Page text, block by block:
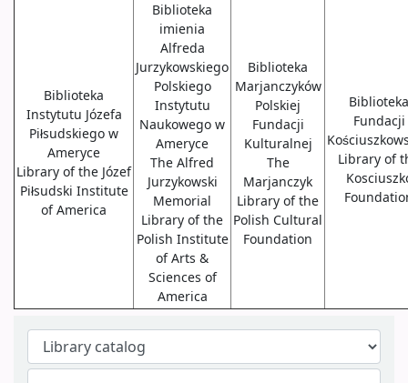
Biblioteka
Instytutu Józefa
Piłsudskiego w
Ameryce
Library of the Józef
Piłsudski Institute
of America
Biblioteka
imienia
Alfreda
Jurzykowskiego
Polskiego
Instytutu
Naukowego w
Ameryce
The Alfred
Jurzykowski
Memorial
Library of the
Polish Institute
of Arts &
Sciences of
America
Biblioteka
Marjanczyków
Polskiej
Fundacji
Kulturalnej
The
Marjanczyk
Library of the
Polish Cultural
Foundation
Biblioteka
Fundacji
Library of